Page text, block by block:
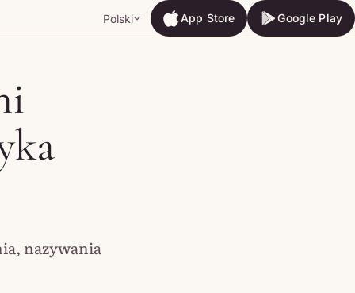
Polski App Store
App Store
Google Play
Google Play
nazywania